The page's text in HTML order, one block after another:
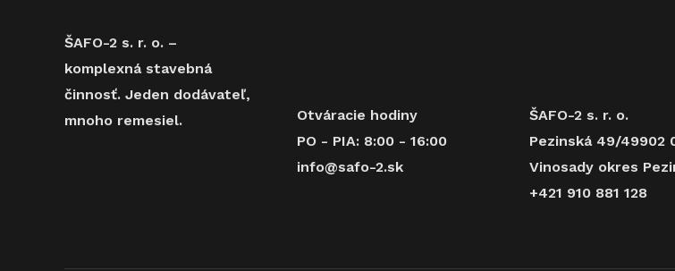
ŠAFO-2 s. r. o. –
komplexná stavebná
činnosť. Jeden dodávateľ,
mnoho remesiel.
Otváracie hodiny
PO - PIA: 8:00 - 16:00
info@safo-2.sk
ŠAFO-2 s. r. o.
Pezinská 49/49902
Vinosady okres
+421 910 881 128